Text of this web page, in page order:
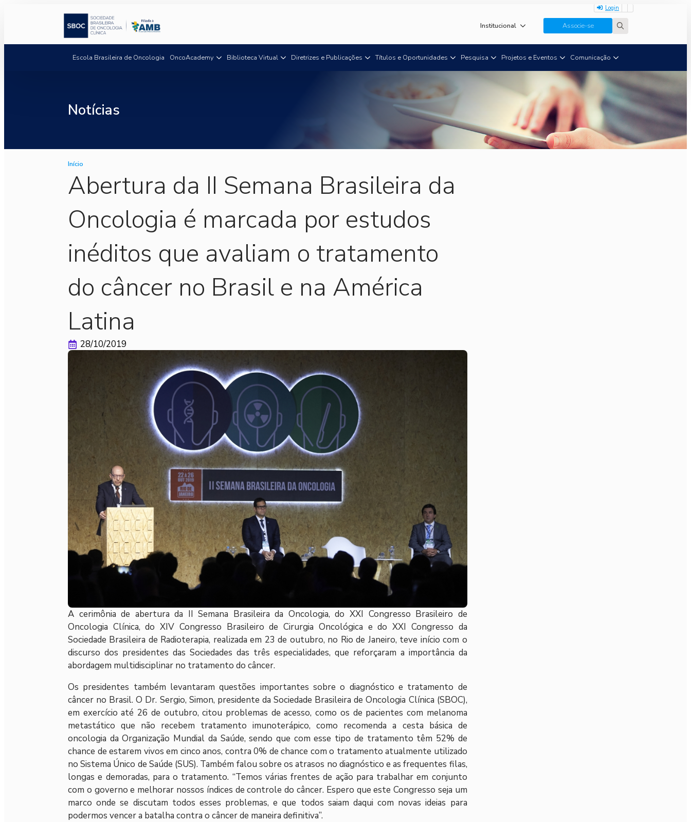
Login
Institucional Associe-se
Escola Brasileira de Oncologia OncoAcademy Biblioteca Virtual Diretrizes e Publicações Títulos e Oportunidades Pesquisa Projetos e Eventos Comunicação
Notícias
Início
Abertura da II Semana Brasileira da
Oncologia é marcada por estudos
inéditos que avaliam o tratamento
do câncer no Brasil e na América
Latina
28/10/2019
A cerimônia de abertura da II Semana Brasileira da Oncologia, do XXI Congresso Brasileiro de
Oncologia Clínica, do XIV Congresso Brasileiro de Cirurgia Oncológica e do XXI Congresso da
Sociedade Brasileira de Radioterapia, realizada em 23 de outubro, no Rio de Janeiro, teve início com o
discurso dos presidentes das Sociedades das três especialidades, que reforçaram a importância da
abordagem multidisciplinar no tratamento do câncer.
Os presidentes também levantaram questões importantes sobre o diagnóstico e tratamento de
câncer no Brasil. O Dr. Sergio, Simon, presidente da Sociedade Brasileira de Oncologia Clínica (SBOC),
em exercício até 26 de outubro, citou problemas de acesso, como os de pacientes com melanoma
metastático que não recebem tratamento imunoterápico, como recomenda a cesta básica de
oncologia da Organização Mundial da Saúde, sendo que com esse tipo de tratamento têm 52% de
chance de estarem vivos em cinco anos, contra 0% de chance com o tratamento atualmente utilizado
no Sistema Único de Saúde (SUS). Também falou sobre os atrasos no diagnóstico e as frequentes filas,
longas e demoradas, para o tratamento. “Temos várias frentes de ação para trabalhar em conjunto
com o governo e melhorar nossos índices de controle do câncer. Espero que este Congresso seja um
marco onde se discutam todos esses problemas, e que todos saiam daqui com novas ideias para
podermos vencer a batalha contra o câncer de maneira definitiva”.